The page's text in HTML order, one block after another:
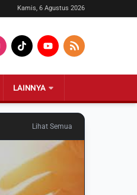
Kamis, 6 Agustus 2026
LAINNYA
Lihat Semua